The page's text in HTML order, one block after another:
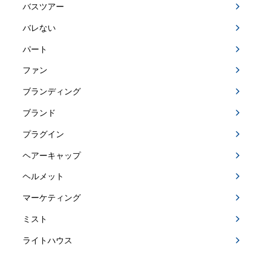
バスツアー
バレない
パート
ファン
ブランディング
ブランド
プラグイン
ヘアーキャップ
ヘルメット
マーケティング
ミスト
ライトハウス